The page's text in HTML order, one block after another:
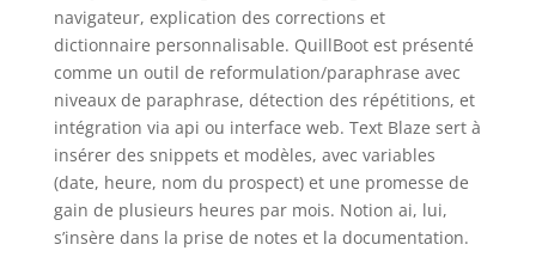
navigateur, explication des corrections et
dictionnaire personnalisable. QuillBoot est présenté
comme un outil de reformulation/paraphrase avec
niveaux de paraphrase, détection des répétitions, et
intégration via api ou interface web. Text Blaze sert à
insérer des snippets et modèles, avec variables
(date, heure, nom du prospect) et une promesse de
gain de plusieurs heures par mois. Notion ai, lui,
s’insère dans la prise de notes et la documentation.